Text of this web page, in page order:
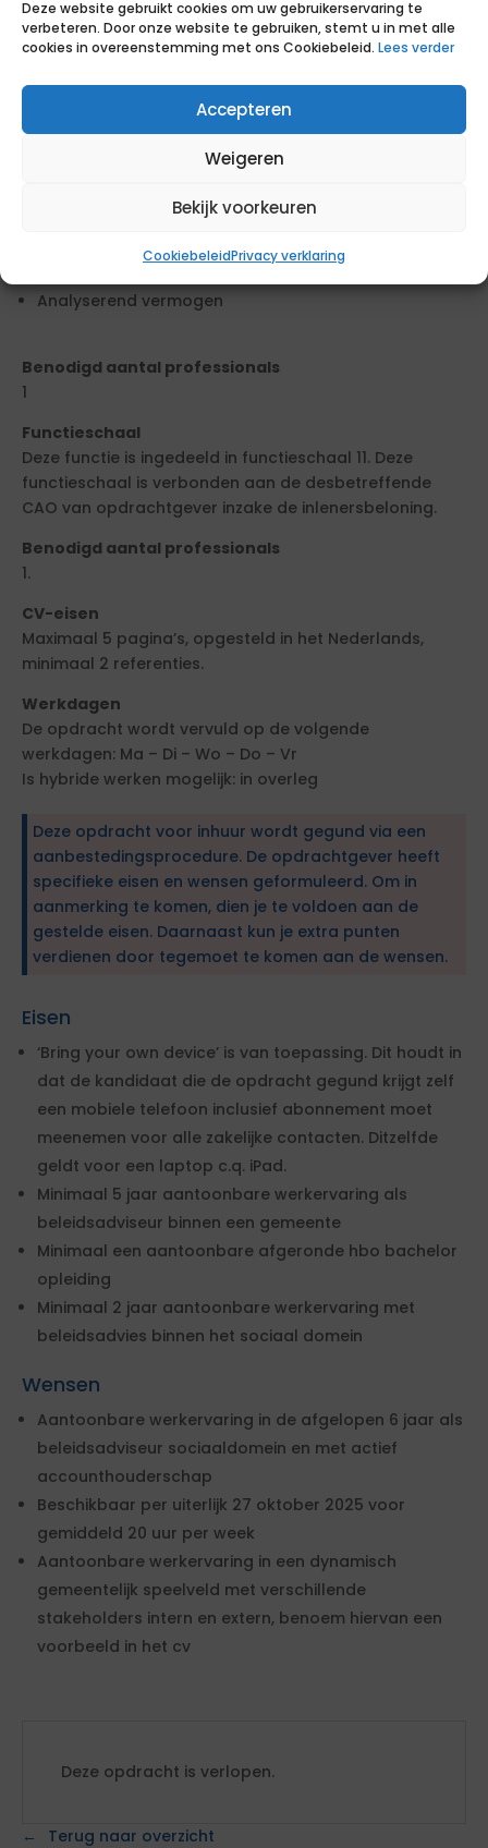
Deze website gebruikt cookies om uw gebruikerservaring te
verbeteren. Door onze website te gebruiken, stemt u in met alle
cookies in overeenstemming met ons Cookiebeleid. Lees verder
Accepteren
Weigeren
Bekijk voorkeuren
CookiebeleidPrivacy verklaring
Uitdrukkingsvaardigheid (mondeling)
Uitdrukkingsvaardigheid (schriftelijk)
Doorzettingsvermogen
Tactisch gedrag
Resultaatgericht werken
Analyserend vermogen
Benodigd aantal professionals
1
Functieschaal
Deze functie is ingedeeld in functieschaal 11. Deze
functieschaal is verbonden aan de desbetreffende
CAO van opdrachtgever inzake de inlenersbeloning.
Benodigd aantal professionals
1.
CV-eisen
Maximaal 5 pagina’s, opgesteld in het Nederlands,
minimaal 2 referenties.
Werkdagen
De opdracht wordt vervuld op de volgende
werkdagen: Ma – Di – Wo – Do – Vr
Is hybride werken mogelijk: in overleg
Deze opdracht voor inhuur wordt gegund via een
aanbestedingsprocedure. De opdrachtgever heeft
specifieke eisen en wensen geformuleerd. Om in
aanmerking te komen, dien je te voldoen aan de
gestelde eisen. Daarnaast kun je extra punten
verdienen door tegemoet te komen aan de wensen.
Eisen
‘Bring your own device’ is van toepassing. Dit houdt in
dat de kandidaat die de opdracht gegund krijgt zelf
een mobiele telefoon inclusief abonnement moet
meenemen voor alle zakelijke contacten. Ditzelfde
geldt voor een laptop c.q. iPad.
Minimaal 5 jaar aantoonbare werkervaring als
beleidsadviseur binnen een gemeente
Minimaal een aantoonbare afgeronde hbo bachelor
opleiding
Minimaal 2 jaar aantoonbare werkervaring met
beleidsadvies binnen het sociaal domein
Wensen
Aantoonbare werkervaring in de afgelopen 6 jaar als
beleidsadviseur sociaaldomein en met actief
accounthouderschap
Beschikbaar per uiterlijk 27 oktober 2025 voor
gemiddeld 20 uur per week
Aantoonbare werkervaring in een dynamisch
gemeentelijk speelveld met verschillende
stakeholders intern en extern, benoem hiervan een
voorbeeld in het cv
Deze opdracht is verlopen.
Terug naar overzicht